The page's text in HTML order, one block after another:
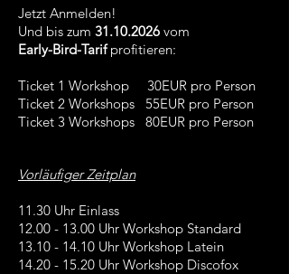
Jetzt Anmelden!
Und bis zum 31.10.2026 vom
Early-Bird-Tarifprofitieren:
Ticket 1 Workshop 30EUR pro Person
Ticket 2 Workshops 55EUR pro Person
Ticket 3 Workshops 80EUR pro Person
Vorläufiger Zeitplan
11.30 Uhr Einlass​
12.00 - 13.00 Uhr Workshop Standard
13.10 - 14.10 Uhr Workshop Latein
14.20 - 15.20 Uhr Workshop Discofox